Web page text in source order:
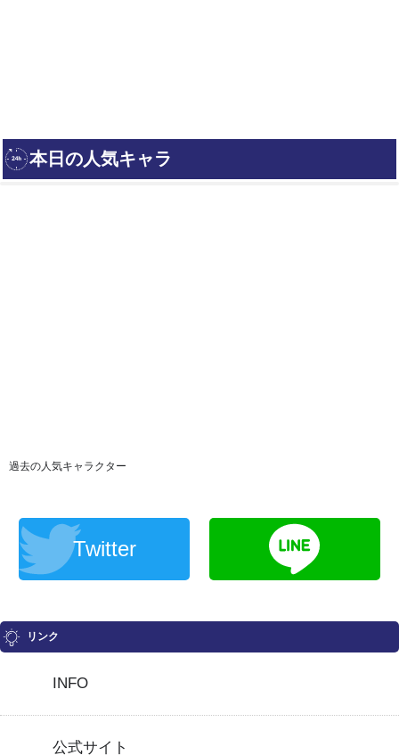
過去の人気キャラクター
Twitter
リンク
INFO
公式サイト